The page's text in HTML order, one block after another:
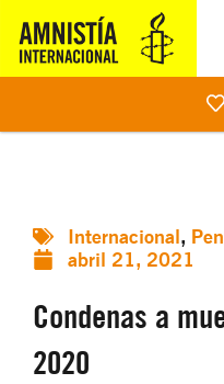
Internacional,
abril 21, 2021
Condenas a
2020